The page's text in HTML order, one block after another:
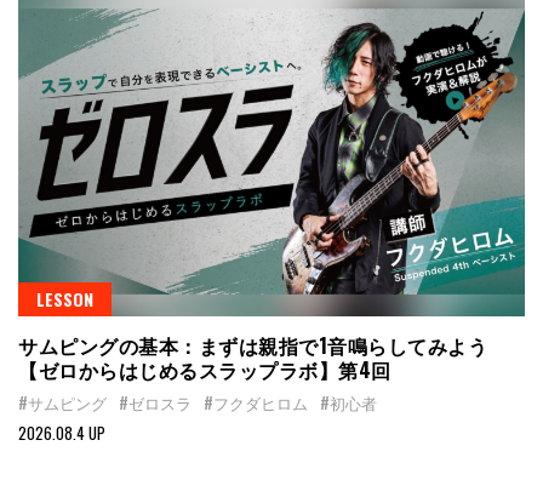
LESSON
サムピングの基本：まずは親指で1音鳴らしてみよう
【ゼロからはじめるスラップラボ】第4回
#サムピング #ゼロスラ #フクダヒロム
#初心者
2026.08.4 UP